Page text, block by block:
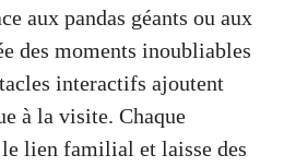
aux pandas géants ou aux
des moments inoubliables
interactifs ajoutent
à la visite. Chaque
lien familial et laisse des